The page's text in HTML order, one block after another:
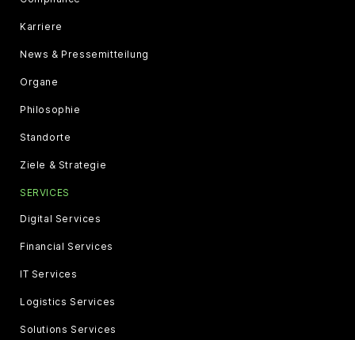
Karriere
News & Pressemitteilung
Organe
Philosophie
Standorte
Ziele & Strategie
SERVICES
Digital Services
Financial Services
IT Services
Logistics Services
Solutions Services